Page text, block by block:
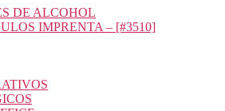
DE ALCOHOL
IMPRENTA – [#3510]